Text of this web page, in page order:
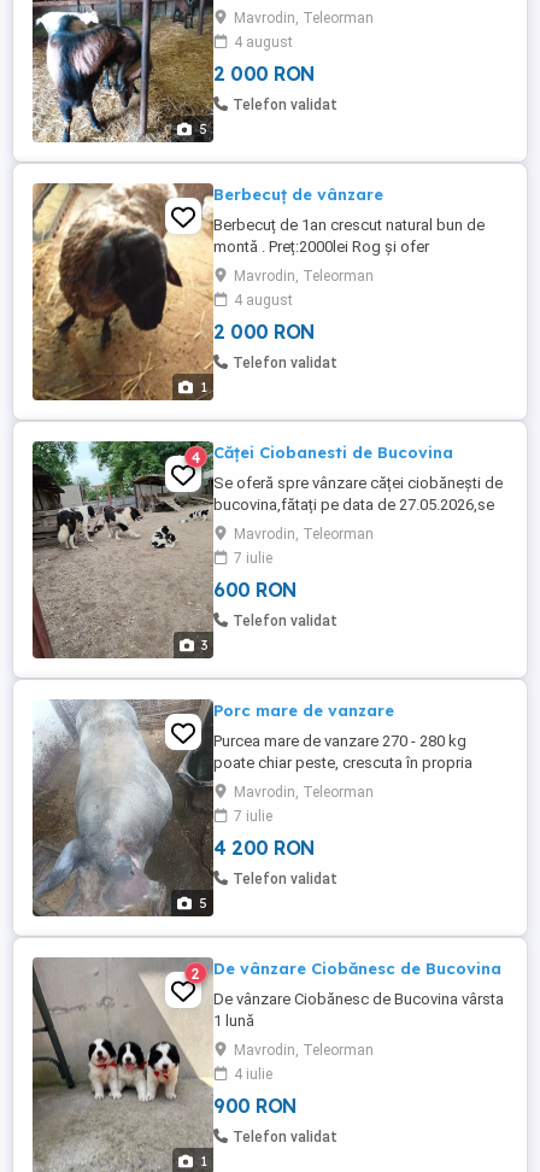
5
francez . Caprele dau 5L lapte dimineața
+seara. Țapul de origine alpin Francez
deține carnet de origine . Mai dețin un Țap
de 1 an preț buc:2000lei Rog și ofer
seriozitate! Relații la numărul de telefon:
Mavrodin, Teleorman
4 august
2 000 RON
Telefon validat
1
Berbecuț de vânzare
Berbecuț de 1an crescut natural bun de
montă . Preț:2000lei Rog și ofer
seriozitate!! Relații la numărul de telefon:
Mavrodin, Teleorman
4 august
2 000 RON
Telefon validat
3
4 Căței Ciobanesti de Bucovina
Se oferă spre vânzare căței ciobănești de
bucovina,fătați pe data de 27.05.2026,se
oferă mai multe informații în privat.
Mavrodin, Teleorman
7 iulie
600 RON
Telefon validat
5
Porc mare de vanzare
Purcea mare de vanzare 270 - 280 kg
poate chiar peste, crescuta în propria
gospodărie cu cereale. Se poate cântări la
plecare. Com. Mavrodin, jud.Teleorman
Mavrodin, Teleorman
7 iulie
4 200 RON
Telefon validat
1
2 De vânzare Ciobănesc de Bucovina
De vânzare Ciobănesc de Bucovina vârsta
1 lună
Mavrodin, Teleorman
4 iulie
900 RON
Telefon validat